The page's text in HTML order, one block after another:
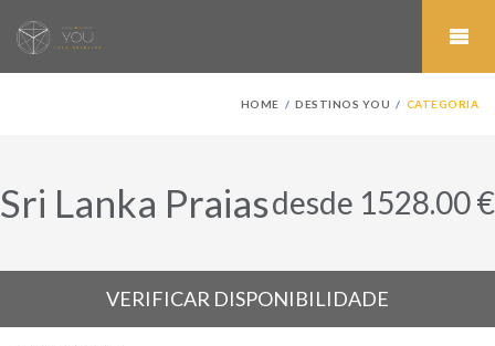
HOME DESTINOS YOU CATEGORIA
Sri Lanka Praiasdesde 1528.00 €
VERIFICAR DISPONIBILIDADE